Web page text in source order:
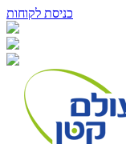
כניסת לקוחות